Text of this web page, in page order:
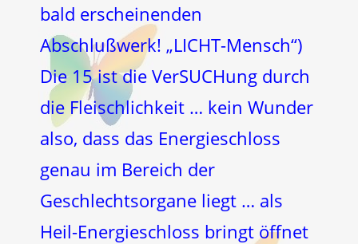
bald erscheinenden
Abschlußwerk! „LICHT-Mensch“)
Die 15 ist die VerSUCHung durch
die Fleischlichkeit … kein Wunder
also, dass das Energieschloss
genau im Bereich der
Geschlechtsorgane liegt … als
Heil-Energieschloss bringt öffnet